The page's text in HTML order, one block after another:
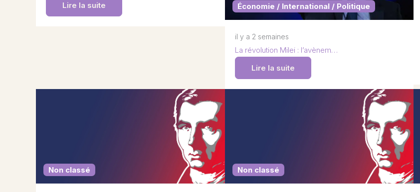
Lire la suite
Économie / International / Politique
il y a 2 semaines
La révolution Milei : l’avènem…
Lire la suite
Non classé Non classé